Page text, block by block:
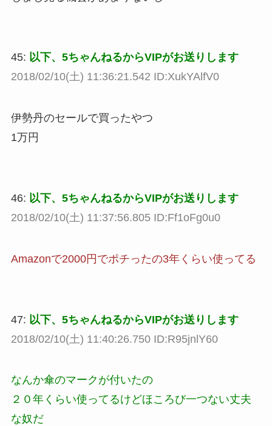
45: 以下、5ちゃんねるからVIPがお送りします
2018/02/10(土) 11:36:21.542 ID:XukYAlfV0
伊勢丹のセールで買ったやつ
1万円
46: 以下、5ちゃんねるからVIPがお送りします
2018/02/10(土) 11:37:56.805 ID:Ff1oFg0u0
Amazonで2000円でポチったの3年くらい使ってる
47: 以下、5ちゃんねるからVIPがお送りします
2018/02/10(土) 11:40:26.750 ID:R95jnlY60
なんか傘のマークが付いたの
２０年くらい使ってるけどほころび一つない丈夫
な奴だ